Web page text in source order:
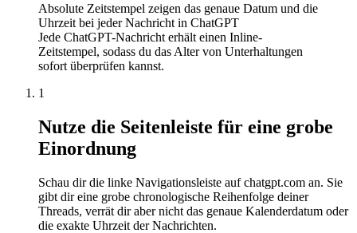
Absolute Zeitstempel zeigen das genaue Datum und die
Uhrzeit bei jeder Nachricht in ChatGPT
Jede ChatGPT-Nachricht erhält einen Inline-
Zeitstempel, sodass du das Alter von Unterhaltungen
sofort überprüfen kannst.
1
Nutze die Seitenleiste für eine grobe
Einordnung
Schau dir die linke Navigationsleiste auf chatgpt.com an. Sie
gibt dir eine grobe chronologische Reihenfolge deiner
Threads, verrät dir aber nicht das genaue Kalenderdatum oder
die exakte Uhrzeit der Nachrichten.